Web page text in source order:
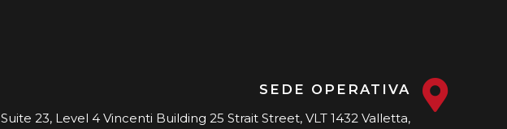
SEDE OPERATIVA
Suite 23, Level 4 Vincenti Building 25 Strait Street, VLT 1432 Valletta,